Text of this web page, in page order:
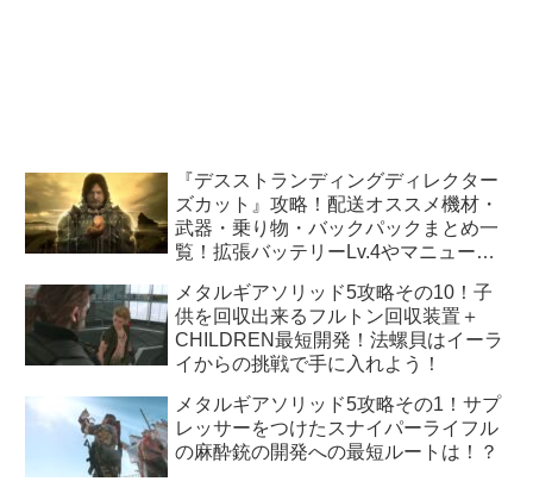
『デスストランディングディレクター
ズカット』攻略！配送オススメ機材・
武器・乗り物・バックパックまとめ一
覧！拡張バッテリーLv.4やマニューバ
る！？
メタルギアソリッド5攻略その10！子
供を回収出来るフルトン回収装置＋
CHILDREN最短開発！法螺貝はイーラ
イからの挑戦で手に入れよう！
メタルギアソリッド5攻略その1！サプ
レッサーをつけたスナイパーライフル
の麻酔銃の開発への最短ルートは！？